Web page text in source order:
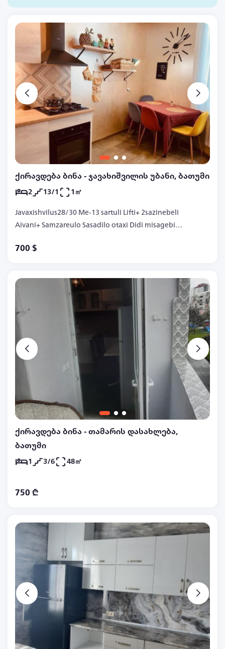
ქირავდება ბინა - ჯავახიშვილის უბანი, ბათუმი
2 13/1 1㎡
Javaxishvilus28/30 Me-13 sartuli Lifti+ 2sazinebeli
Aivani+ Samzareulo Sasadilo otaxi Didi misagebi
700 $
ქირავდება ბინა - თამარის დასახლება,
ბათუმი
1 3/6 48㎡
750 ₾